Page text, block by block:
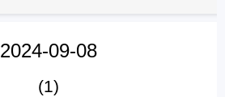
2024-09-08
(1)